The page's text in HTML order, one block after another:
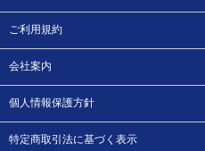
ご利用規約
会社案内
個人情報保護方針
特定商取引法に基づく表示